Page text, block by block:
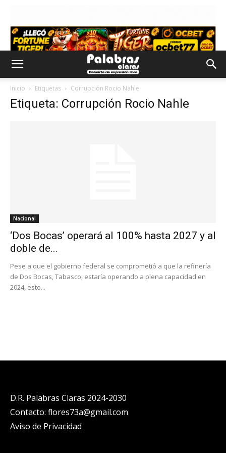
Inicio Etiquetas Corrupción Rocio Nahle
Etiqueta: Corrupción Rocio Nahle
Nacional
‘Dos Bocas’ operará al 100% hasta 2027 y al
doble de...
Pese a que el gobierno federal se comprometió a que la refinería
de Dos Bocas, Tabasco, estaría operando a plena capacidad en
2024, esto...
D.R. Palabras Claras 2024-2030
Contacto: flores73a@gmail.com
Aviso de Privacidad